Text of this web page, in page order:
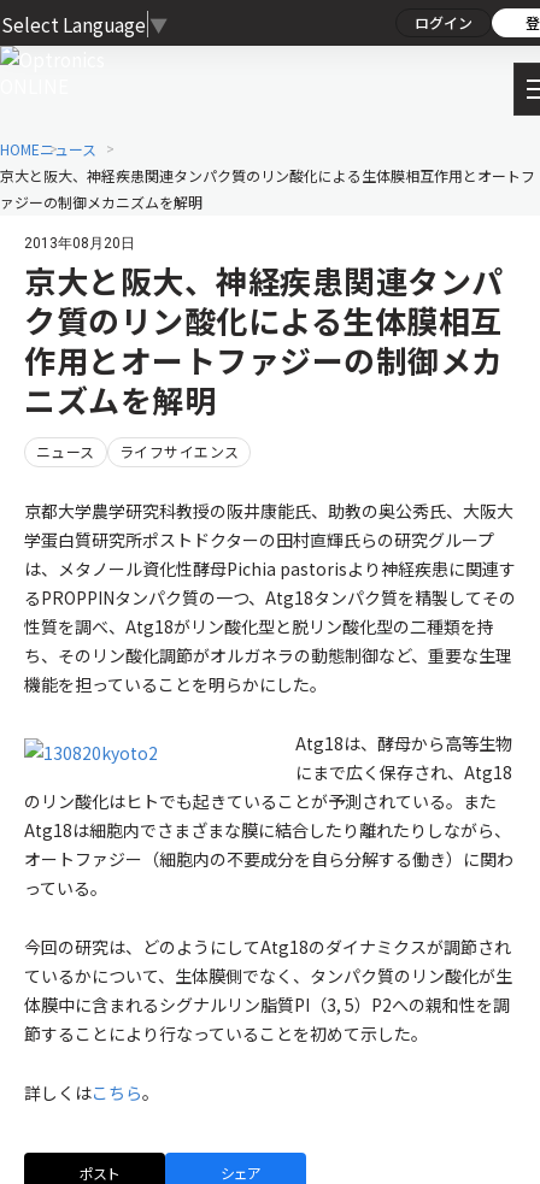
Select Language ▼ ログイン
HOMEニュース
京大と阪大、神経疾患関連タンパク質のリン酸化による生体膜相互作用とオートフ
ァジーの制御メカニズムを解明
2013年08月20日
京大と阪大、神経疾患関連タンパ
ク質のリン酸化による生体膜相互
作用とオートファジーの制御メカ
ニズムを解明
ニュース ライフサイエンス
京都大学農学研究科教授の阪井康能氏、助教の奥公秀氏、大阪大
学蛋白質研究所ポストドクターの田村直輝氏らの研究グループ
は、メタノール資化性酵母Pichia pastorisより神経疾患に関連す
るPROPPINタンパク質の一つ、Atg18タンパク質を精製してその
性質を調べ、Atg18がリン酸化型と脱リン酸化型の二種類を持
ち、そのリン酸化調節がオルガネラの動態制御など、重要な生理
機能を担っていることを明らかにした。
Atg18は、酵母から高等生物
にまで広く保存され、Atg18
のリン酸化はヒトでも起きていることが予測されている。また
Atg18は細胞内でさまざまな膜に結合したり離れたりしながら、
オートファジー（細胞内の不要成分を自ら分解する働き）に関わ
っている。
今回の研究は、どのようにしてAtg18のダイナミクスが調節され
ているかについて、生体膜側でなく、タンパク質のリン酸化が生
体膜中に含まれるシグナルリン脂質PI（3, 5）P2への親和性を調
節することにより行なっていることを初めて示した。
詳しくはこちら。
ポスト シェア